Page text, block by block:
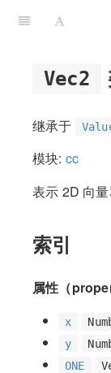
Vec2
继承于
模块: cc
表示 2D 向
索引
属性（
x
y
ONE